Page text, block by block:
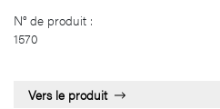
N° de produit :
1570
Vers le produit